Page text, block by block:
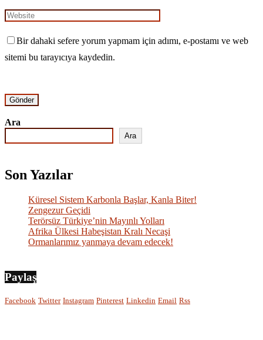
Bir dahaki sefere yorum yapmam için adımı, e-postamı ve web
sitemi bu tarayıcıya kaydedin.
Ara
Ara
Son Yazılar
Küresel Sistem Karbonla Başlar, Kanla Biter!
Zengezur Geçidi
Terörsüz Türkiye’nin Mayınlı Yolları
Afrika Ülkesi Habeşistan Kralı Necaşi
Ormanlarımız yanmaya devam edecek!
Paylaş
Facebook Twitter Instagram Pinterest Linkedin Email Rss